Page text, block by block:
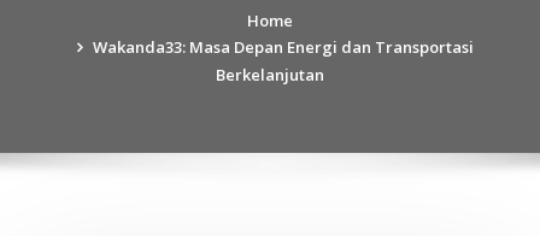
Home
Wakanda33: Masa Depan Energi dan Transportasi
Berkelanjutan